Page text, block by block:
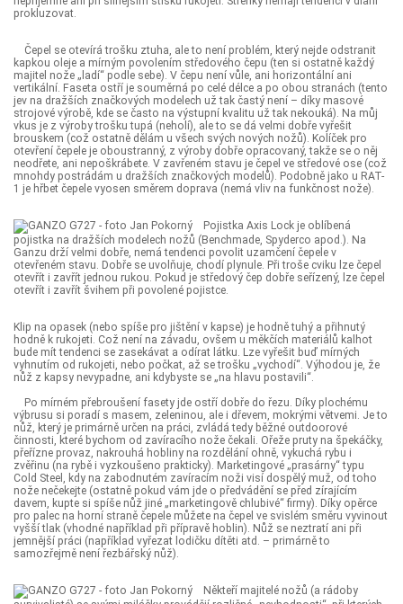
prokluzovat.
Čepel se otevírá trošku ztuha, ale to není problém, který nejde odstranit
kapkou oleje a mírným povolením středového čepu (ten si ostatně každý
majitel nože „ladí“ podle sebe). V čepu není vůle, ani horizontální ani
vertikální. Faseta ostří je souměrná po celé délce a po obou stranách (tento
jev na dražších značkových modelech už tak častý není – díky masové
strojové výrobě, kde se často na výstupní kvalitu už tak nekouká). Na můj
vkus je z výroby trošku tupá (neholí), ale to se dá velmi dobře vyřešit
brouskem (což ostatně dělám u všech svých nových nožů). Kolíček pro
otevření čepele je oboustranný, z výroby dobře opracovaný, takže se o něj
neodřete, ani nepoškrábete. V zavřeném stavu je čepel ve středové ose (což
mnohdy postrádám u dražších značkových modelů). Podobně jako u RAT-
1 je hřbet čepele vyosen směrem doprava (nemá vliv na funkčnost nože).
Pojistka Axis Lock je oblíbená
pojistka na dražších modelech nožů (Benchmade, Spyderco apod.). Na
Ganzu drží velmi dobře, nemá tendenci povolit uzamčení čepele v
otevřeném stavu. Dobře se uvolňuje, chodí plynule. Při troše cviku lze čepel
otevřít i zavřít jednou rukou. Pokud je středový čep dobře seřízený, lze čepel
otevřít i zavřít švihem při povolené pojistce.
Klip na opasek (nebo spíše pro jištění v kapse) je hodně tuhý a přihnutý
hodně k rukojeti. Což není na závadu, ovšem u měkčích materiálů kalhot
bude mít tendenci se zasekávat a odírat látku. Lze vyřešit buď mírných
vyhnutím od rukojeti, nebo počkat, až se trošku „vychodí“. Výhodou je, že
nůž z kapsy nevypadne, ani kdybyste se „na hlavu postavili“.
Po mírném přebroušení fasety jde ostří dobře do řezu. Díky plochému
výbrusu si poradí s masem, zeleninou, ale i dřevem, mokrými větvemi. Je to
nůž, který je primárně určen na práci, zvládá tedy běžné outdoorové
činnosti, které bychom od zavíracího nože čekali. Ořeže pruty na špekáčky,
přeřízne provaz, nakrouhá hobliny na rozdělání ohně, vykuchá rybu i
zvěřinu (na rybě i vyzkoušeno prakticky). Marketingové „prasárny“ typu
Cold Steel, kdy na zabodnutém zavíracím noži visí dospělý muž, od toho
nože nečekejte (ostatně pokud vám jde o předvádění se před zírajícím
davem, kupte si spíše nůž jiné „marketingově chlubivé“ firmy). Díky opěrce
pro palec na horní straně čepele můžete na čepel ve svislém směru vyvinout
vyšší tlak (vhodné například při přípravě hoblin). Nůž se neztratí ani při
jemnější práci (například vyřezat lodičku dítěti atd. – primárně to
samozřejmě není řezbářský nůž).
Někteří majitelé nožů (a rádoby